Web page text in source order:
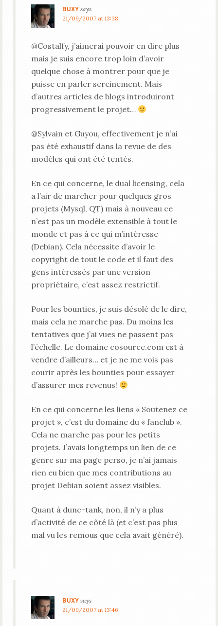
BUXY says
21/09/2007 at 13:38
@Costalfy, j’aimerai pouvoir en dire plus
mais je suis encore trop loin d’avoir
quelque chose à montrer pour que je
puisse en parler sereinement. Mais
d’autres articles de blogs introduiront
progressivement le projet…
@Sylvain et Guyou, effectivement je n’ai
pas été exhaustif dans la revue de des
modèles qui ont été tentés.
En ce qui concerne, le dual licensing, cela
a l’air de marcher pour quelques gros
projets (Mysql, QT) mais à nouveau ce
n’est pas un modèle extensible à tout le
monde et pas à ce qui m’intéresse
(Debian). Cela nécessite d’avoir le
copyright de tout le code et il faut des
gens intéressés par une version
propriétaire, c’est assez restrictif.
Pour les bounties, je suis désolé de le dire,
mais cela ne marche pas. Du moins les
tentatives que j’ai vues ne passent pas
l’échelle. Le domaine cosource.com est à
vendre d’ailleurs… et je ne me vois pas
courir après les bounties pour essayer
d’assurer mes revenus!
En ce qui concerne les liens « Soutenez ce
projet », c’est du domaine du « fanclub ».
Cela ne marche pas pour les petits
projets. J’avais longtemps un lien de ce
genre sur ma page perso, je n’ai jamais
rien eu bien que mes contributions au
projet Debian soient assez visibles.
Quant à dunc-tank, non, il n’y a plus
d’activité de ce côté là (et c’est pas plus
mal vu les remous que cela avait généré).
BUXY says
21/09/2007 at 13:46